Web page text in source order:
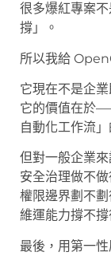
很多爆紅專案
撐」。
所以我給
它現在不是企
它的價值在於
自動化工作流
但對一般企業
安全治理做不做
權限邊界劃不劃
維運能力撐不撐
最後，用第一